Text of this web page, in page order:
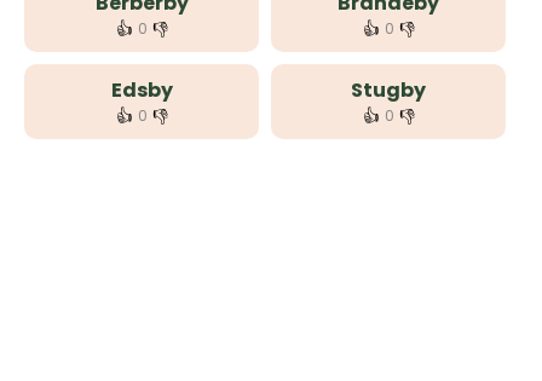
👍 0 👎 👍 0 👎
Edsby
👍 0 👎
Stugby
👍 0 👎